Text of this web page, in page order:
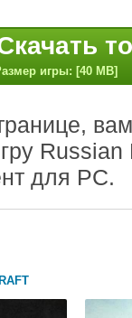
игры: [40 MB]
для PC.